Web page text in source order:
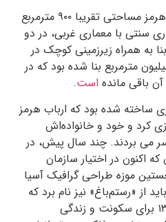
مساحتی تقریبا ۹۰۰مترمربع
سنتی با معماری غربی، در دو
به ‌همراه زیرزمینی کوچک در
مترمربع بنا شده بود که در
باقی مانده است.
ساخته شده بود که ارباب هرمز
کرد و خود و خانواده‌اش
می بردند. چند سال پیش، در
اکنون در اختیار سازمان
موزه‌ طراحی گرافیک آسیا
از «رستم‌باغ» نیز نام برد که
برای سکونت و زندگی